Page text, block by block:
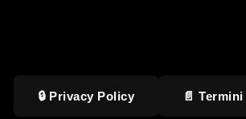
🔒 Privacy Policy 📄